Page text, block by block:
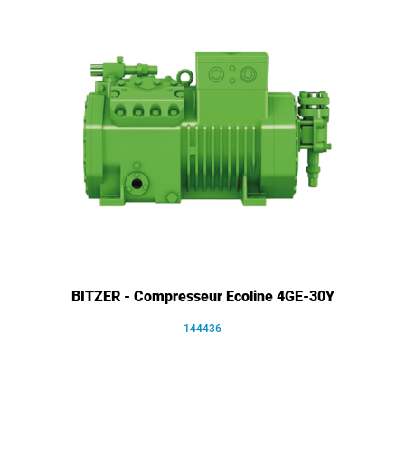
BITZER - Compresseur Ecoline 4GE-30Y
144436